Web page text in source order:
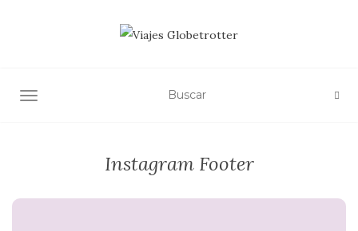
ALTERNAR NAVEGACIÓN
Instagram Footer